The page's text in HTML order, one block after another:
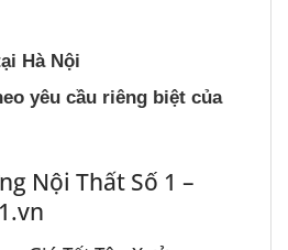
Hà Nội
yêu cầu riêng biệt của
Nội Thất Số 1 –